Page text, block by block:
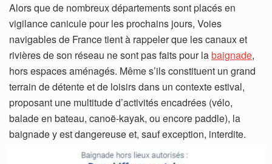
Alors que de nombreux départements sont placés en
vigilance canicule pour les prochains jours, Voies
navigables de France tient à rappeler que les canaux et
rivières de son réseau ne sont pas faits pour labaignade,
hors espaces aménagés. Même s’ils constituent un grand
terrain de détente et de loisirs dans un contexte estival,
proposant une multitude d’activités encadrées (vélo,
balade en bateau, canoë-kayak, ou encore paddle), la
baignade y est dangereuse et, sauf exception, interdite.